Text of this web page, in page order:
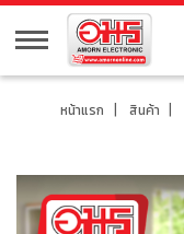
หน้าแรก สินค้า